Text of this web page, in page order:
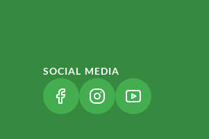
SOCIAL MEDIA
(LINK ÖFFNET IN NEUEM TAB)
(LINK ÖFFNET IN
(LINK ÖFFNET